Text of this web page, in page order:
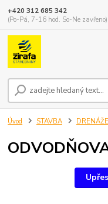
+420 312 685 342
(Po-Pá, 7-16 hod. So-Ne zavřeno)
Úvod STAVBA